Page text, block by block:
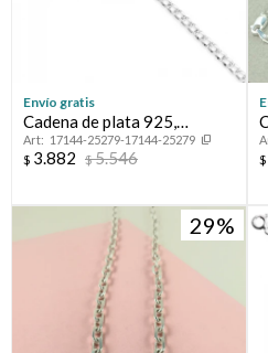
Envío gratis
Cadena de plata 925,
GRUMETTE, 60 cm..
17144-25279-17144-25279
$ 3.882 $5.546 $
29